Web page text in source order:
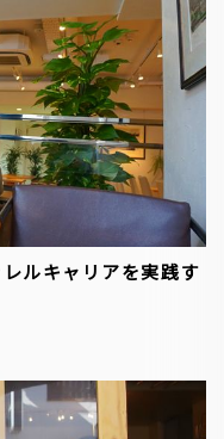
ルキャリアを実践す